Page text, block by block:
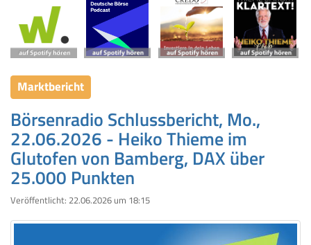
Marktbericht
Börsenradio Schlussbericht, Mo.,
22.06.2026 - Heiko Thieme im
Glutofen von Bamberg, DAX über
25.000 Punkten
Veröffentlicht: 22.06.2026 um 18:15